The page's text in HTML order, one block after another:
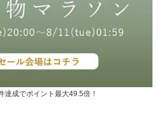
達成でポイント最大49.5倍！